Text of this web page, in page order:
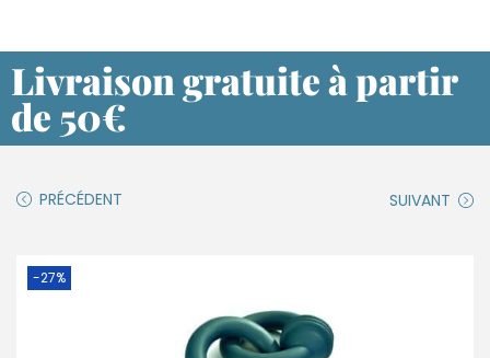
Livraison gratuite à partir
de 50€
PRÉCÉDENT SUIVANT
-27%